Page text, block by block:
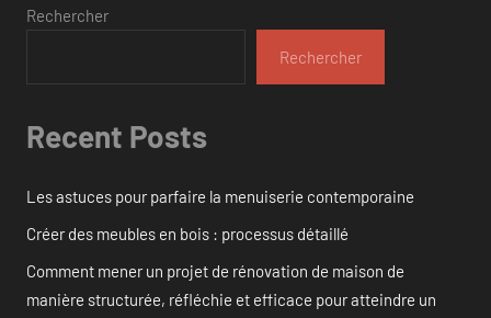
Rechercher
Rechercher
Recent Posts
Les astuces pour parfaire la menuiserie contemporaine
Créer des meubles en bois : processus détaillé
Comment mener un projet de rénovation de maison de
manière structurée, réfléchie et efficace pour atteindre un